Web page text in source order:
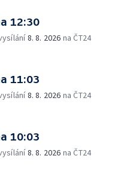
12:30
8. 8. 2026 na ČT24
11:03
8. 8. 2026 na ČT24
10:03
8. 8. 2026 na ČT24